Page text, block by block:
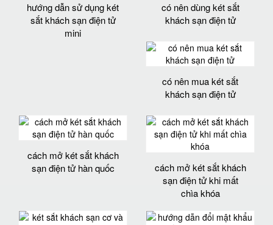
hướng dẫn sử dụng két
sắt khách sạn điện tử
mini
có nên dùng két sắt
khách sạn điện tử
có nên mua két sắt
khách sạn điện tử
cách mở két sắt khách
sạn điện tử hàn quốc
cách mở két sắt khách
sạn điện tử khi mất
chìa khóa